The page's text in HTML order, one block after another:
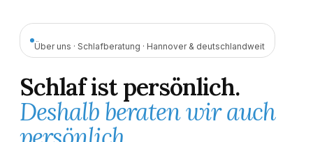
Über uns · Schlafberatung · Hannover & deutschlandweit
Schlaf ist persönlich.
Deshalb beraten wir auch